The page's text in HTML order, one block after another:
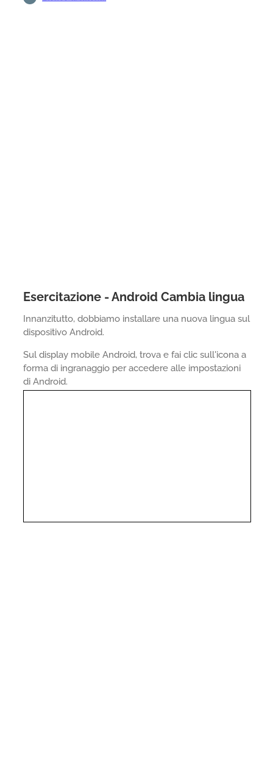
Esercitazione - Android Cambia lingua
Innanzitutto, dobbiamo installare una nuova lingua sul
dispositivo Android.
Sul display mobile Android, trova e fai clic sull'icona a
forma di ingranaggio per accedere alle impostazioni
di Android.